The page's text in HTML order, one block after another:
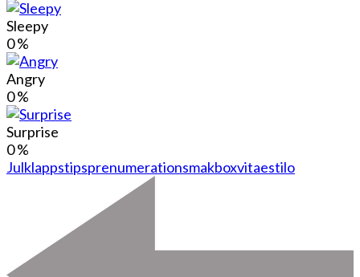
Sleepy
0%
Angry
0%
Surprise
0%
Julklappstipsprenumerationsmakboxvitaestilo